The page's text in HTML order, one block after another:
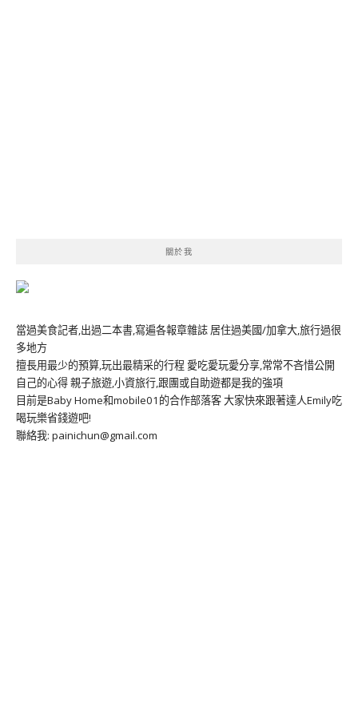
關於我
當過美食記者,出過二本書,寫遍各報章雜誌 居住過美國/加拿大,旅行過很
多地方
擅長用最少的預算,玩出最精采的行程 愛吃愛玩愛分享,常常不吝惜公開
自己的心得 親子旅遊,小資旅行,跟團或自助遊都是我的強項
目前是Baby Home和mobile01的合作部落客 大家快來跟著達人Emily吃
喝玩樂省錢遊吧!
聯絡我: painichun@gmail.com